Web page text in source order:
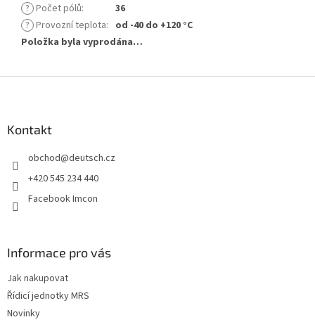
? Počet pólů:
36
? Provozní teplota: od -40 do +120 °C
Položka byla vyprodána…
Kontakt
obchod@deutsch.cz
+420 545 234 440
Facebook Imcon
Informace pro vás
Jak nakupovat
Řídicí jednotky MRS
Novinky